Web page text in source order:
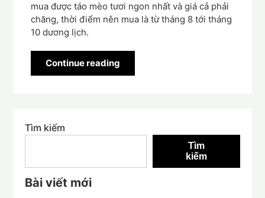
mua được táo mèo tươi ngon nhất và giá cả phải
chăng, thời điểm nên mua là từ tháng 8 tới tháng
10 dương lịch.
Continue reading
Tìm kiếm
Tìm
kiếm
Bài viết mới